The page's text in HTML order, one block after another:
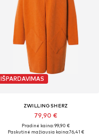
IŠPARDAVIMAS
ZWILLINGSHERZ
79,90 €
Pradinė kaina: 99,90 €
Paskutinė mažiausia kaina:76,41 €